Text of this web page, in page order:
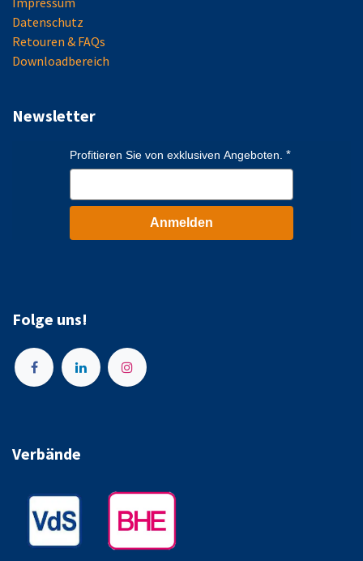
Datenschutz
Retouren & FAQs
Downloadbereich
Newsletter
Profitieren Sie von exklusiven Angeboten.
Anmelden
Folge uns!
Verbände